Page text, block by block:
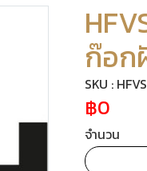
ก๊อก
SKU :
฿0
จำนวน